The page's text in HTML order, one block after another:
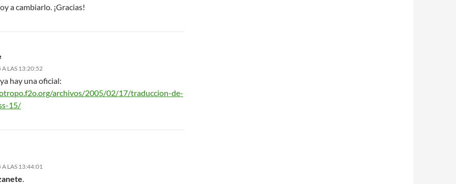
a cambiarlo. ¡Gracias!
LAS 13:20:52
hay una oficial:
archivos/2005/02/17/traduccion-de-
15/
LAS 13:44:01
.